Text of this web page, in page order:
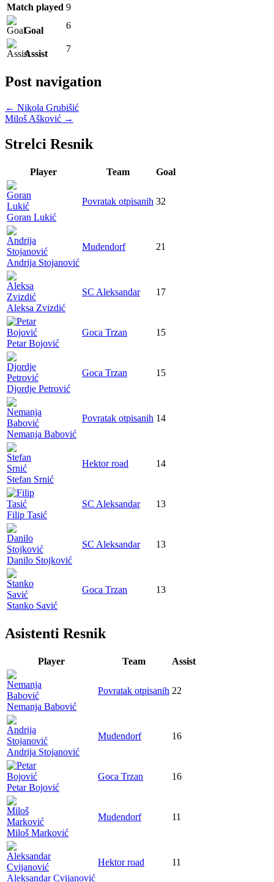
Match played 9
Goal 6
Assist 7
Post navigation
← Nikola Grubišić
Miloš Ašković →
Strelci Resnik
Player Team Goal
Goran Lukić
Povratak otpisanih 32
Andrija Stojanović
Mudendorf 21
Aleksa Zvizdić
SC Aleksandar 17
Petar Bojović
Goca Trzan 15
Djordje Petrović
Goca Trzan 15
Nemanja Babović
Povratak otpisanih 14
Stefan Srnić
Hektor road 14
Filip Tasić
SC Aleksandar 13
Danilo Stojković
SC Aleksandar 13
Stanko Savić
Goca Trzan 13
Asistenti Resnik
Player Team Assist
Nemanja Babović
Povratak otpisanih 22
Andrija Stojanović
Mudendorf 16
Petar Bojović
Goca Trzan 16
Miloš Marković
Mudendorf 11
Aleksandar Cvijanović
Hektor road 11